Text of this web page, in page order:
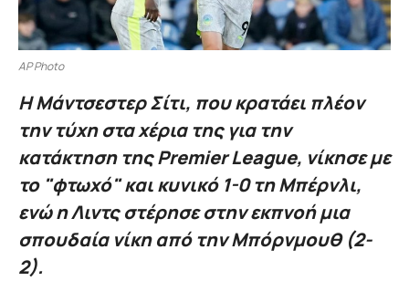
AP Photo
Η Μάντσεστερ Σίτι, που κρατάει πλέον
την τύχη στα χέρια της για την
κατάκτηση της Premier League, νίκησε με
το "φτωχό" και κυνικό 1-0 τη Μπέρνλι,
ενώ η Λιντς στέρησε στην εκπνοή μια
σπουδαία νίκη από την Μπόρνμουθ (2-
2).